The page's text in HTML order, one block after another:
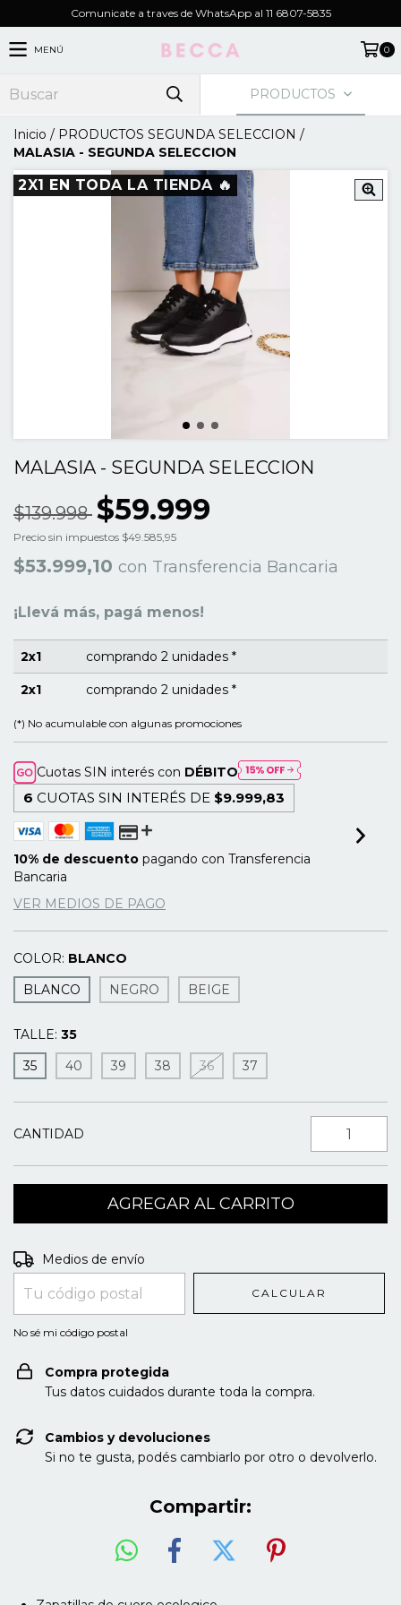
Comunicate a traves de WhatsApp al 11 6807-5835
MENÚ 0
PRODUCTOS
Inicio / PRODUCTOS SEGUNDA SELECCION /
MALASIA - SEGUNDA SELECCION
2X1 EN TODA LA TIENDA 🔥
MALASIA - SEGUNDA SELECCION
$139.998 $59.999
Precio sin impuestos $49.585,95
$53.999,10 con Transferencia Bancaria
¡Llevá más, pagá menos!
2x1 comprando 2 unidades *
2x1 comprando 2 unidades *
(*) No acumulable con algunas promociones
Cuotas SIN interés con DÉBITO
6 CUOTAS SIN INTERÉS DE $9.999,83
10% de descuento pagando con Transferencia
Bancaria
VER MEDIOS DE PAGO
COLOR: BLANCO
BLANCO
NEGRO BEIGE
TALLE: 35
35
40 39 38 36 37
CANTIDAD
Entregas para el CP:
Medios de envío
CALCULAR
No sé mi código postal
Compra protegida
Tus datos cuidados durante toda la compra.
Cambios y devoluciones
Si no te gusta, podés cambiarlo por otro o devolverlo.
Compartir: